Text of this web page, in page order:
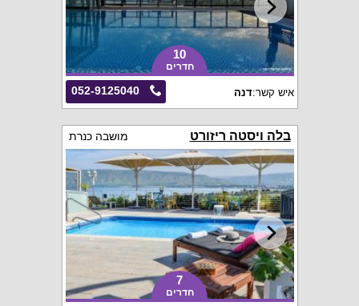
10
חדרים
052-9125040 איש קשר:דנה
בלה ויסטה ריזורט מושבה כנרת
7
חדרים